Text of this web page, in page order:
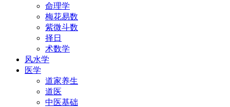
命理学
梅花易数
紫微斗数
择日
术数学
风水学
医学
道家养生
道医
中医基础